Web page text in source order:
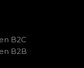
B2C
B2B